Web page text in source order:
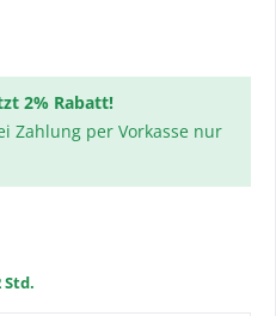
2% Rabatt!
Zahlung per Vorkasse nur